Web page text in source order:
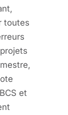
toutes
et